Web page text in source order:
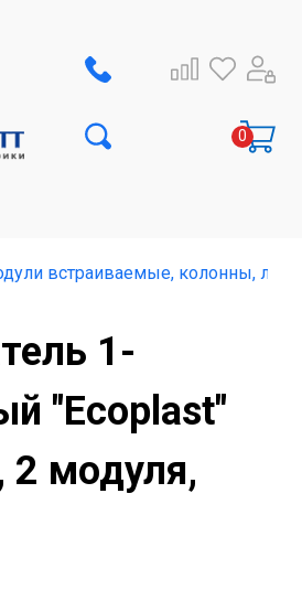
встраиваемые, колонны,
1-
"Ecoplast"
модуля,